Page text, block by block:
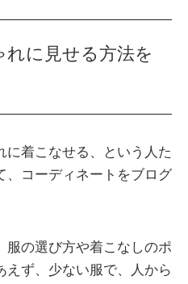
に見せる方法を
に着こなせる、という人た
、コーディネートをブログ
服の選び方や着こなしのポ
えず、少ない服で、人から